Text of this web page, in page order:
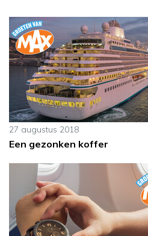
27 augustus 2018
Een gezonken koffer